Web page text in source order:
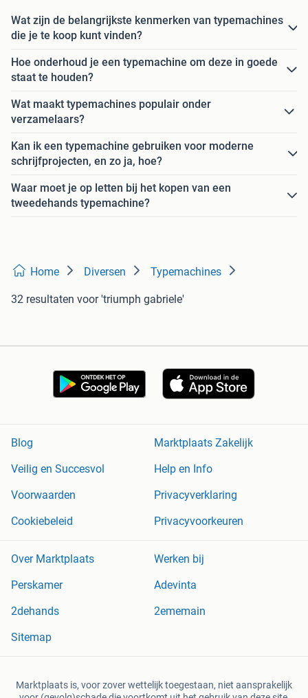
Wat zijn de belangrijkste kenmerken van typemachines
die je te koop kunt vinden?
Hoe onderhoud je een typemachine om deze in goede
staat te houden?
Wat maakt typemachines populair onder
verzamelaars?
Kan ik een typemachine gebruiken voor moderne
schrijfprojecten, en zo ja, hoe?
Waar moet je op letten bij het kopen van een
tweedehands typemachine?
Home Diversen Typemachines
32 resultaten voor 'triumph gabriele'
Blog
Marktplaats Zakelijk
Veilig en Succesvol
Help en Info
Voorwaarden
Privacyverklaring
Cookiebeleid
Privacyvoorkeuren
Over Marktplaats
Werken bij
Perskamer
Adevinta
2dehands
2ememain
Sitemap
Marktplaats is, voor zover wettelijk toegestaan, niet aansprakelijk